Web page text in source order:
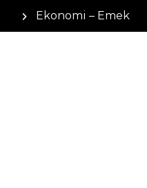
Ekonomi – Emek